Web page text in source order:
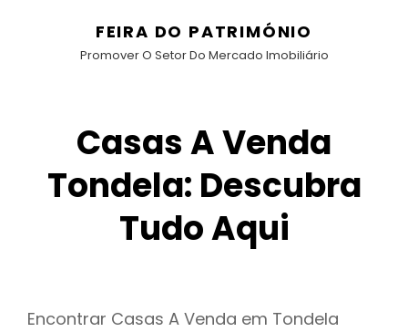
FEIRA DO PATRIMÓNIO
Promover O Setor Do Mercado Imobiliário
Casas A Venda
Tondela: Descubra
Tudo Aqui
Encontrar Casas A Venda em Tondela